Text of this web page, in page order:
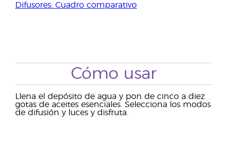
Difusores: Cuadro comparativo
Cómo usar
Llena el depósito de agua y pon de cinco a diez
gotas de aceites esenciales. Selecciona los modos
de difusión y luces y disfruta.